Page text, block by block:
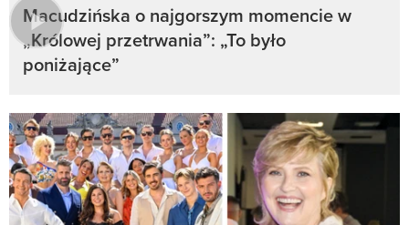
Macudzińska o najgorszym momencie w
„Królowej przetrwania”: „To było
poniżające”